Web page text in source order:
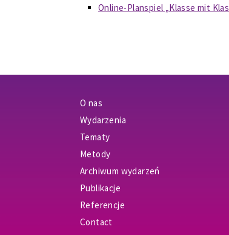
Online-Planspiel „Klasse mit
O nas
Wydarzenia
Tematy
Metody
Archiwum wydarzeń
Publikacje
Referencje
Contact